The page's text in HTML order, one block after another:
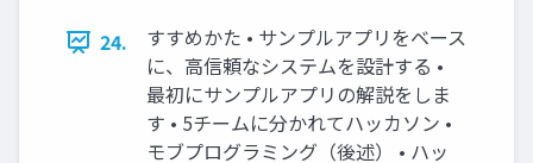
24.
すすめかた • サンプルアプリをベース
に、高信頼なシステムを設計する •
最初にサンプルアプリの解説をしま
す • 5チームに分かれてハッカソン •
モブプログラミング（後述） • ハッ